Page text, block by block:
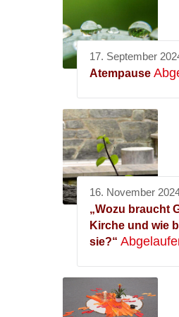
17. September
Atempause
16. November
„Wozu braucht
Kirche und wie
sie?“